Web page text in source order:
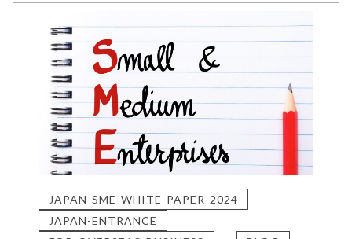
JAPAN-SME-WHITE-PAPER-2024
JAPAN-ENTRANCE